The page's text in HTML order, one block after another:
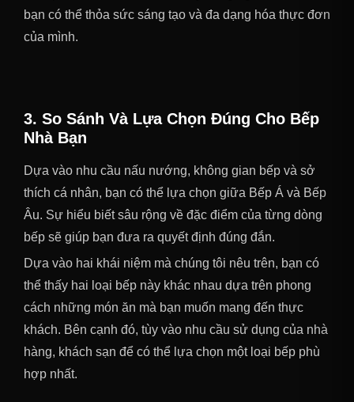
bạn có thể thỏa sức sáng tạo và đa dạng hóa thực đơn
của mình.
3. So Sánh Và Lựa Chọn Đúng Cho Bếp
Nhà Bạn
Dựa vào nhu cầu nấu nướng, không gian bếp và sở
thích cá nhân, bạn có thể lựa chọn giữa Bếp Á và Bếp
Âu. Sự hiểu biết sâu rộng về đặc điểm của từng dòng
bếp sẽ giúp bạn đưa ra quyết định đúng đắn.
Dựa vào hai khái niệm mà chúng tôi nêu trên, bạn có
thể thấy hai loại bếp này khác nhau dựa trên phong
cách những món ăn mà bạn muốn mang đến thực
khách. Bên cạnh đó, tùy vào nhu cầu sử dụng của nhà
hàng, khách sạn để có thể lựa chọn một loại bếp phù
hợp nhất.